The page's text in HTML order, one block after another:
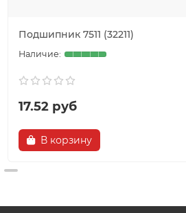
Подшипник 7511 (32211)
17.52 руб
В корзину